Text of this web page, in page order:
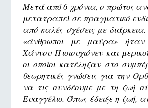
Μετά από 6 χρόνια, ο πρώτος
μετατραπεί σε πραγματικό
από καλές σχέσεις με
«άνθρωποι με μαύρα» ήταν
Χάννου Πιοιουχιόνεν και
οι οποίοι κατέληξαν στο
θεωρητικές γνώσεις για την
να τις συνδέουμε με τη ζωή
Ευαγγέλιο. Όπως έδειξε η ζωή,